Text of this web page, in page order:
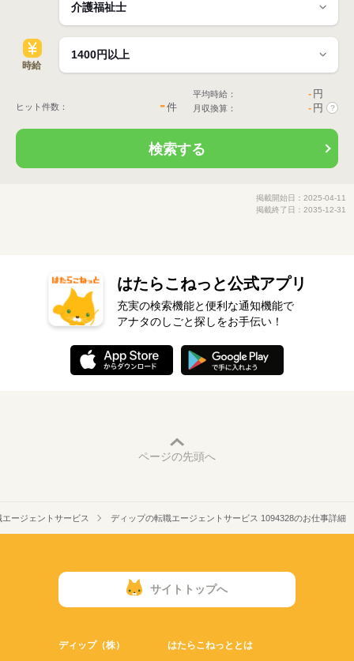
時給
ヒット件数： -件
平均時給： - 円
月収換算： - 円 ?
検索する
掲載開始日：2025-04-11
掲載終了日：2035-12-31
はたらこねっと公式アプリ
充実の検索機能と便利な通知機能で
アナタのしごと探しをお手伝い！
ページの先頭へ
ージェントサービス ディップの転職エージェントサービス 1094328のお仕事詳細
サイトトップへ
ディップ（株） はたらこねっととは